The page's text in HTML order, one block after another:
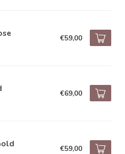
€59,00
€69,00
€59,00